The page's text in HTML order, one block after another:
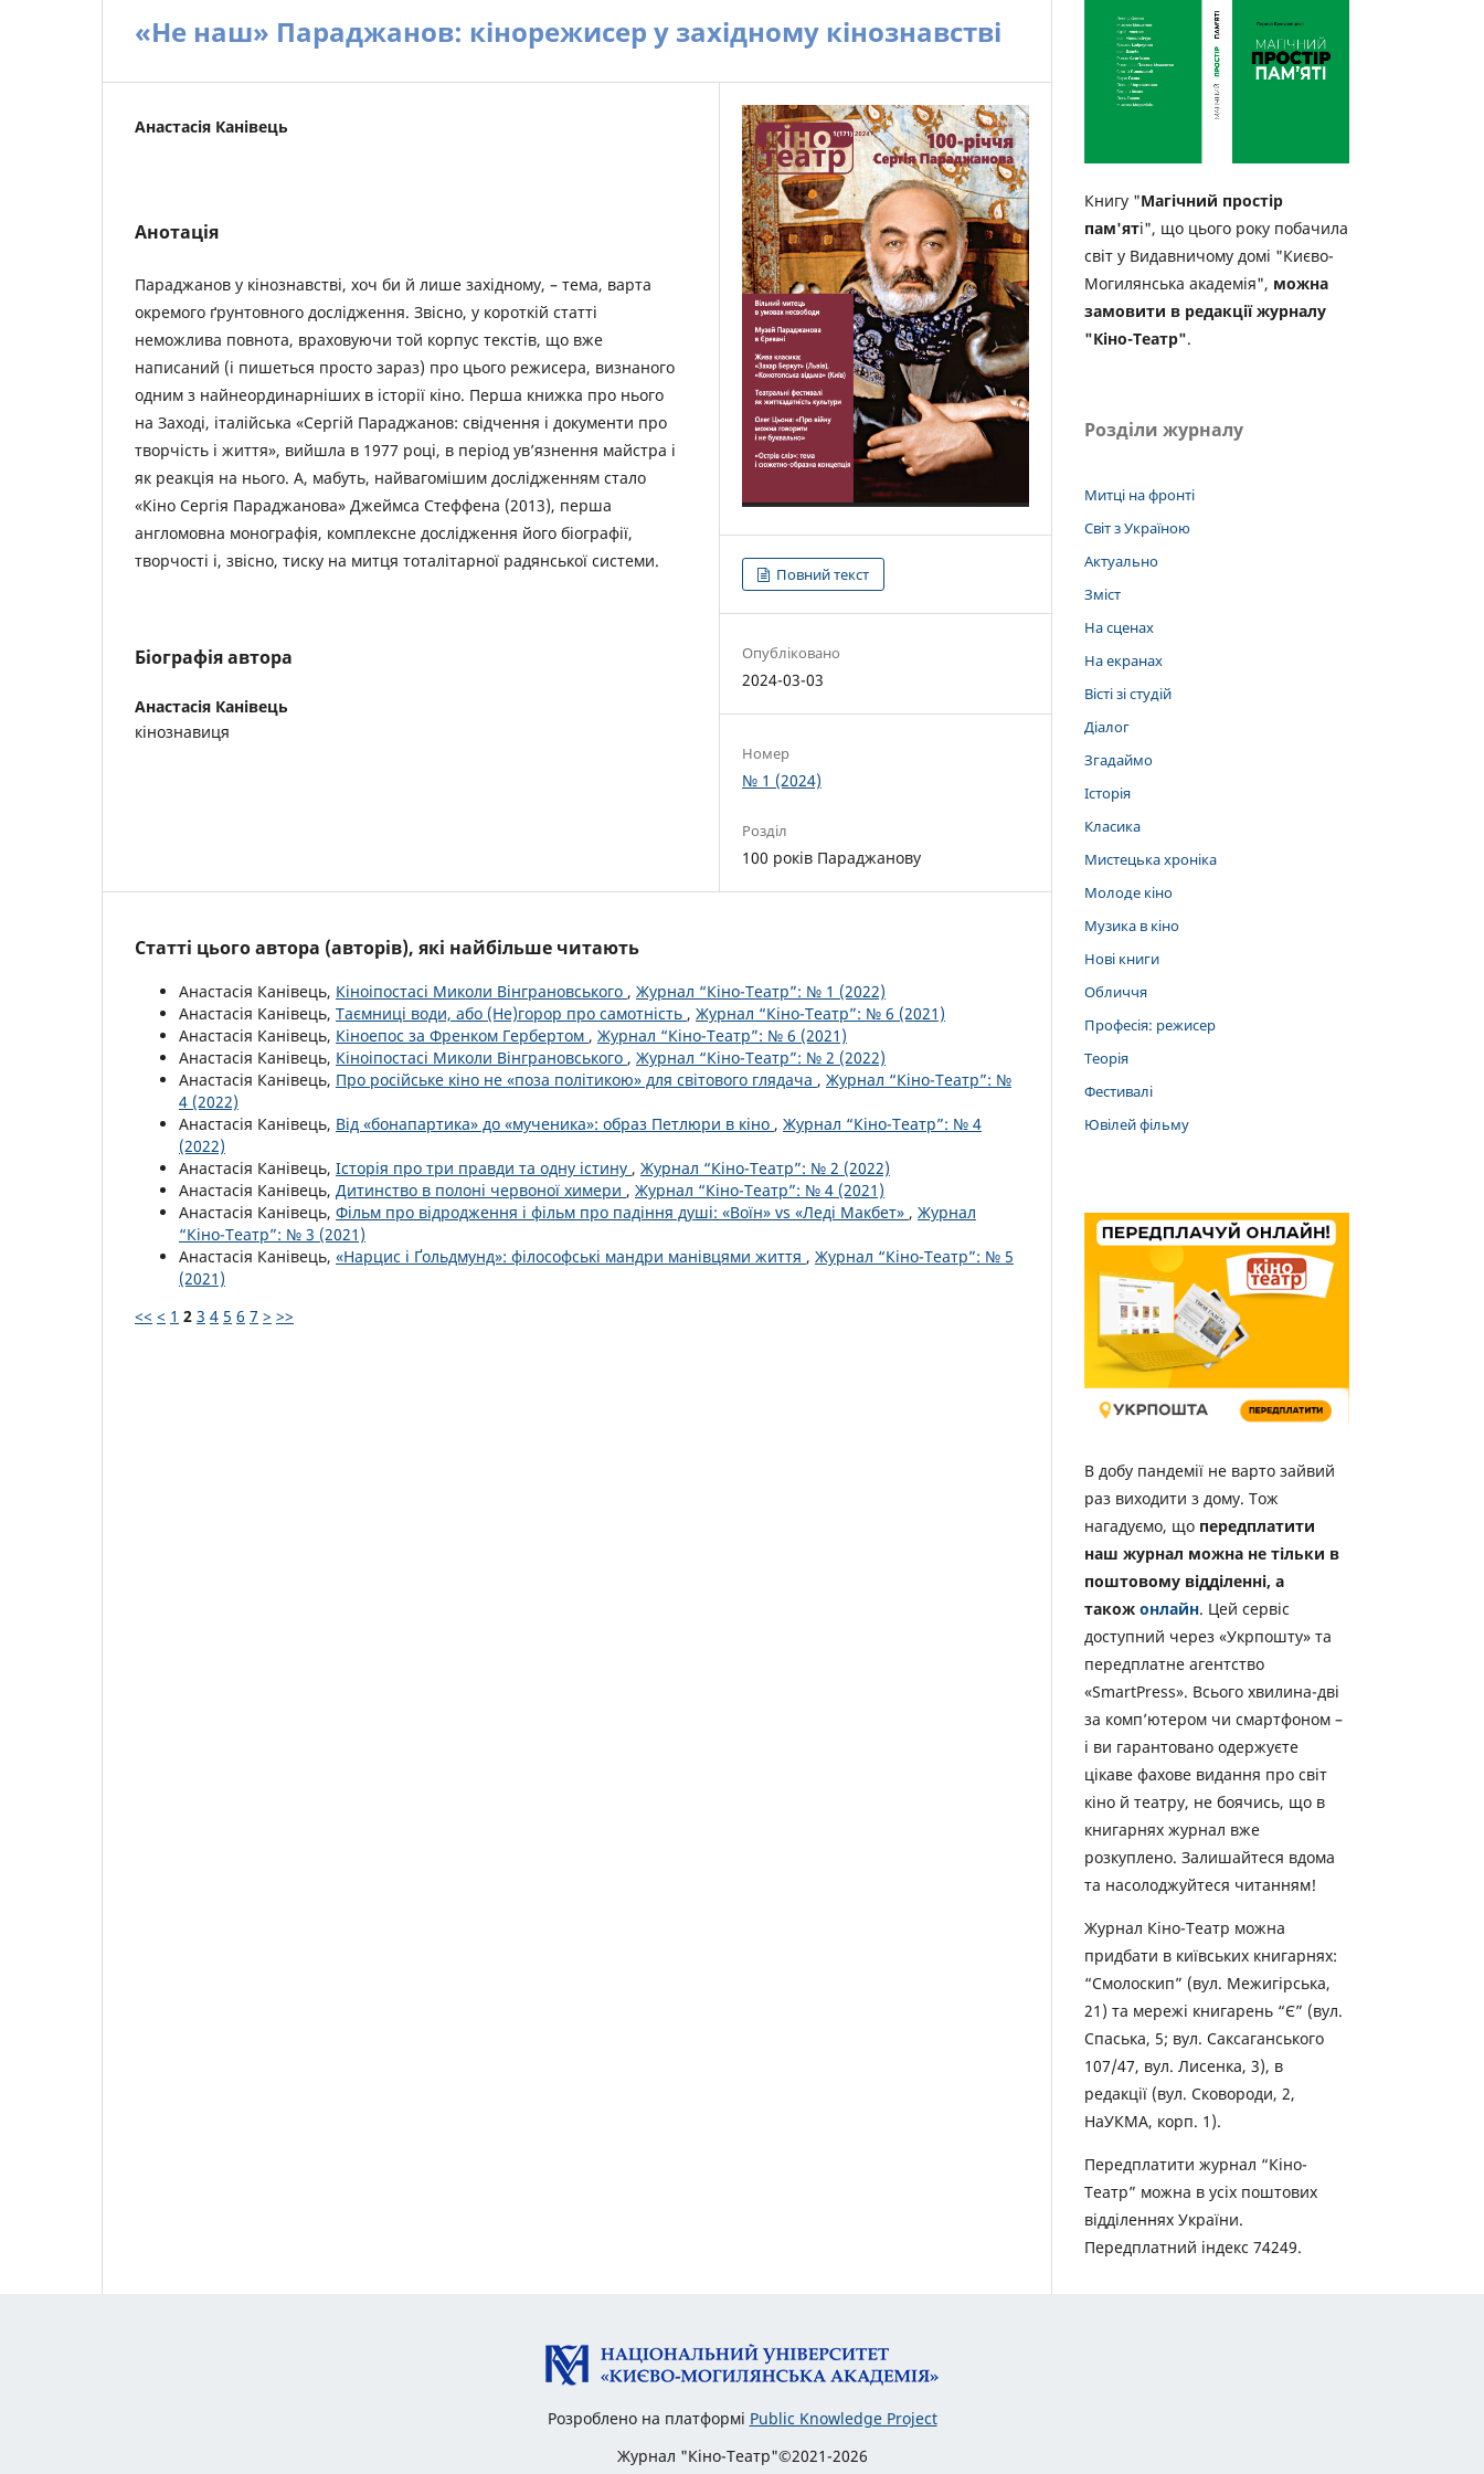
«Не наш» Параджанов: кінорежисер у західному кінознавстві
Анастасія Канівець
Анотація
Параджанов у кінознавстві, хоч би й лише західному, – тема, варта
окремого ґрунтовного дослідження. Звісно, у короткій статті
неможлива повнота, враховуючи той корпус текстів, що вже
написаний (і пишеться просто зараз) про цього режисера, визнаного
одним з найнеординарніших в історії кіно. Перша книжка про нього
на Заході, італійська «Сергій Параджанов: свідчення і документи про
творчість і життя», вийшла в 1977 році, в період ув’язнення майстра і
як реакція на нього. А, мабуть, найвагомішим дослідженням стало
«Кіно Сергія Параджанова» Джеймса Стеффена (2013), перша
англомовна монографія, комплексне дослідження його біографії,
творчості і, звісно, тиску на митця тоталітарної радянської системи.
Біографія автора
Анастасія Канівець
кінознавиця
Повний текст
Опубліковано
2024-03-03
Номер
№ 1 (2024)
Розділ
100 років Параджанову
Статті цього автора (авторів), які найбільше читають
Анастасія Канівець, Кіноіпостасі Миколи Вінграновського , Журнал “Кіно-Театр”: № 1 (2022)
Анастасія Канівець, Таємниці води, або (Не)горор про самотність , Журнал “Кіно-Театр”: № 6 (2021)
Анастасія Канівець, Кіноепос за Френком Гербертом , Журнал “Кіно-Театр”: № 6 (2021)
Анастасія Канівець, Кіноіпостасі Миколи Вінграновського , Журнал “Кіно-Театр”: № 2 (2022)
Анастасія Канівець, Про російське кіно не «поза політикою» для світового глядача , Журнал “Кіно-Театр”: №
4 (2022)
Анастасія Канівець, Від «бонапартика» до «мученика»: образ Петлюри в кіно , Журнал “Кіно-Театр”: № 4
(2022)
Анастасія Канівець, Історія про три правди та одну істину , Журнал “Кіно-Театр”: № 2 (2022)
Анастасія Канівець, Дитинство в полоні червоної химери , Журнал “Кіно-Театр”: № 4 (2021)
Анастасія Канівець, Фільм про відродження і фільм про падіння душі: «Воїн» vs «Леді Макбет» , Журнал
“Кіно-Театр”: № 3 (2021)
Анастасія Канівець, «Нарцис і Ґольдмунд»: філософські мандри манівцями життя , Журнал “Кіно-Театр”: № 5
(2021)
<< < 1 2 3 4 5 6 7 > >>
Книгу "Магічний простір
пам'яті", що цього року побачила
світ у Видавничому домі "Києво-
Могилянська академія", можна
замовити в редакції журналу
"Кіно-Театр".
Розділи журналу
Митці на фронті
Світ з Україною
Актуально
Зміст
На сценах
На екранах
Вісті зі студій
Діалог
Згадаймо
Історія
Класика
Мистецька хроніка
Молоде кіно
Музика в кіно
Нові книги
Обличчя
Професія: режисер
Теорія
Фестивалі
Ювілей фільму
В добу пандемії не варто зайвий
раз виходити з дому. Тож
нагадуємо, що передплатити
наш журнал можна не тільки в
поштовому відділенні, а
також онлайн. Цей сервіс
доступний через «Укрпошту» та
передплатне агентство
«SmartPress». Всього хвилина-дві
за комп’ютером чи смартфоном –
і ви гарантовано одержуєте
цікаве фахове видання про світ
кіно й театру, не боячись, що в
книгарнях журнал вже
розкуплено. Залишайтеся вдома
та насолоджуйтеся читанням!
Журнал Кіно-Театр можна
придбати в київських книгарнях:
“Смолоскип” (вул. Межигірська,
21) та мережі книгарень “Є” (вул.
Спаська, 5; вул. Саксаганського
107/47, вул. Лисенка, 3), в
редакції (вул. Сковороди, 2,
НаУКМА, корп. 1).
Передплатити журнал “Кіно-
Театр” можна в усіх поштових
відділеннях України.
Передплатний індекс 74249.
Розроблено на платформі Public Knowledge Project
Журнал "Кіно-Театр"©2021-2026